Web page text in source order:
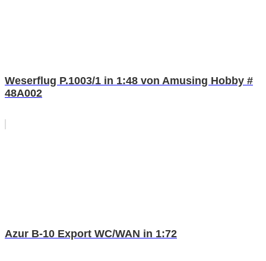
Weserflug P.1003/1 in 1:48 von Amusing Hobby #
48A002
Azur B-10 Export WC/WAN in 1:72